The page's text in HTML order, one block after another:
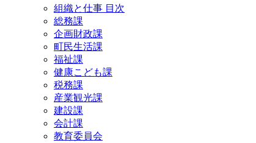
組織と仕事 目次
総務課
企画財政課
町民生活課
福祉課
健康こども課
税務課
産業観光課
建設課
会計課
教育委員会